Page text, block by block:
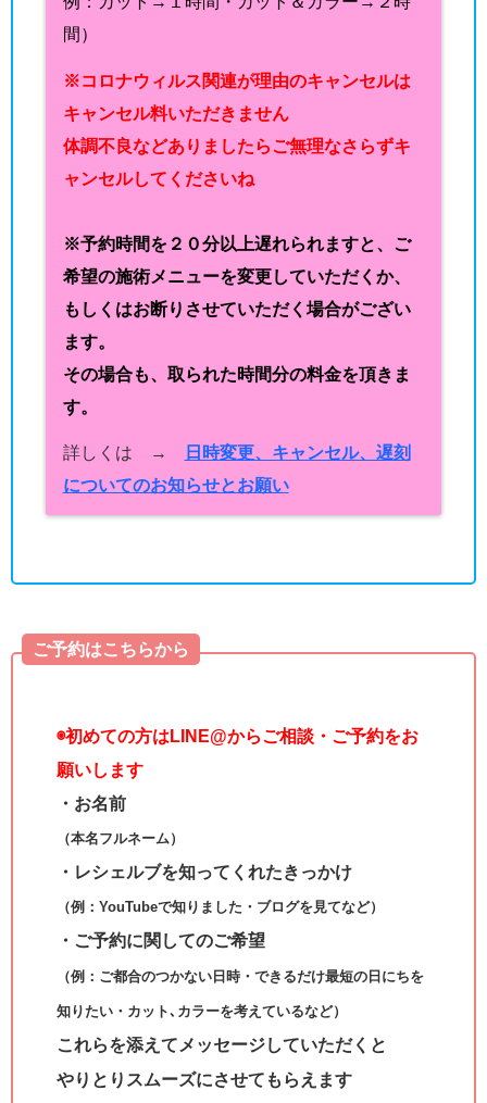
間）
※コロナウィルス関連が理由のキャンセルは
キャンセル料いただきません
体調不良などありましたらご無理なさらずキ
ャンセルしてくださいね
※予約時間を２０分以上遅れられますと、ご
希望の施術メニューを変更していただくか、
もしくはお断りさせていただく場合がござい
ます。
その場合も、取られた時間分の料金を頂きま
す。
詳しくは →
日時変更、キャンセル、遅刻
についてのお知らせとお願い
ご予約はこちらから
◉初めての方はLINE@からご相談・ご予約をお
願いします
・お名前
（本名フルネーム）
・レシェルブを知ってくれたきっかけ
（例：YouTubeで知りました・ブログを見てなど）
・ご予約に関してのご希望
（例：ご都合のつかない日時・できるだけ最短の日にちを
知りたい・カット､カラーを考えているなど）
これらを添えてメッセージしていただくと
やりとりスムーズにさせてもらえます